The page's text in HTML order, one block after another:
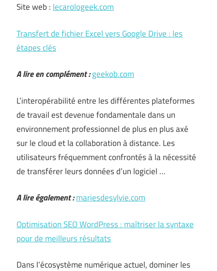
Site web : lecarologeek.com
Transfert de fichier Excel vers Google Drive : les
étapes clés
A lire en complément :geekob.com
L’interopérabilité entre les différentes plateformes
de travail est devenue fondamentale dans un
environnement professionnel de plus en plus axé
sur le cloud et la collaboration à distance. Les
utilisateurs fréquemment confrontés à la nécessité
de transférer leurs données d’un logiciel …
A lire également :mariesdesylvie.com
Optimisation SEO WordPress : maîtriser la syntaxe
pour de meilleurs résultats
Dans l’écosystème numérique actuel, dominer les